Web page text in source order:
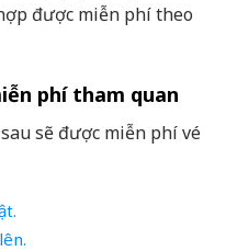
được miễn phí theo
phí tham quan
sẽ được miễn phí vé